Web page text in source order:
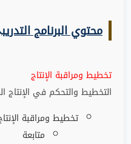
محتوي البرنامج
تخطيط ومراقبة الإنتاج
التخطيط والتحكم في الإنتاج
تخطيط ومراقبة
متابعة